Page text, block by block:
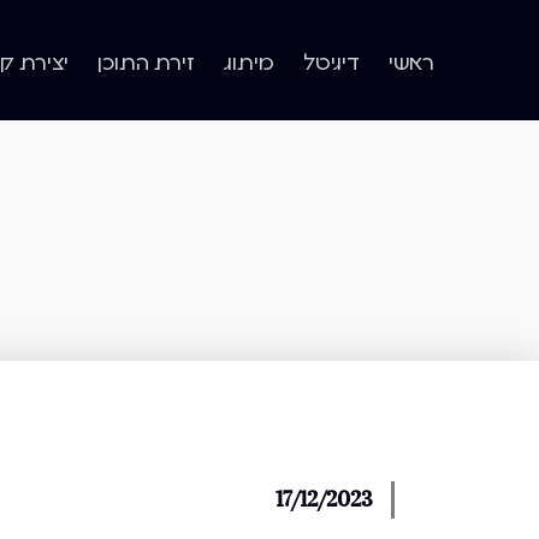
ראשי דיגיטל מיתוג זירת התוכן יצירת
17/12/2023